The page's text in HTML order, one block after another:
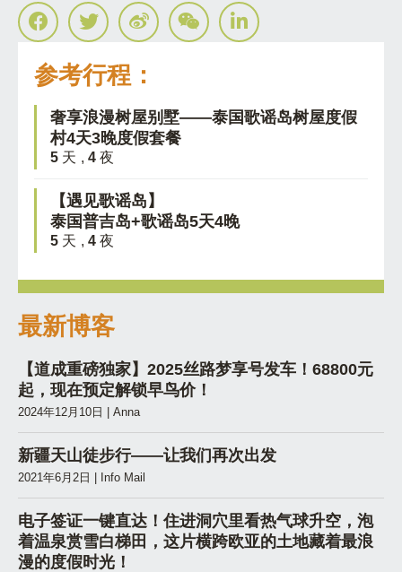
参考行程：
奢享浪漫树屋别墅——泰国歌谣岛树屋度假
村4天3晚度假套餐
5 天 , 4 夜
【遇见歌谣岛】
泰国普吉岛+歌谣岛5天4晚
5 天 , 4 夜
最新博客
【道成重磅独家】2025丝路梦享号发车！68800元
起，现在预定解锁早鸟价！
2024年12月10日 | Anna
新疆天山徒步行——让我们再次出发
2021年6月2日 | Info Mail
电子签证一键直达！住进洞穴里看热气球升空，泡
着温泉赏雪白梯田，这片横跨欧亚的土地藏着最浪
漫的度假时光！